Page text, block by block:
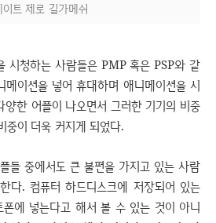
이트 제로 길가메쉬
시청하는 사람들은 PMP 혹은 PSP와 같
메이션을 넣어 휴대하며 애니메이션을 시
한 어플이 나오면서 그러한 기기의 비중
중이 더욱 커지게 되었다.
들 중에서도 큰 불편을 가지고 있는 사람
다. 컴퓨터 하드디스크에 저장되어 있는
폰에 넣는다고 해서 볼 수 있는 것이 아니